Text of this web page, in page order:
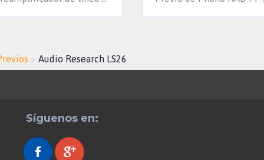
> Audio Research LS26
Síguenos en: